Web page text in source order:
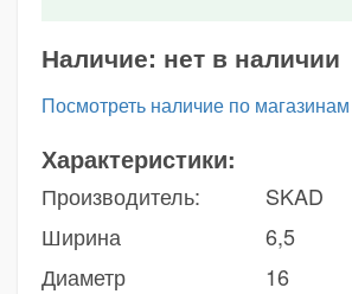
Наличие: нет в наличии
Посмотреть наличие по магазинам
Характеристики:
Производитель:
SKAD
Ширина
6,5
Диаметр
16